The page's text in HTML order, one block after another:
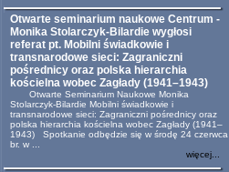
Otwarte seminarium naukowe Centrum -
Monika Stolarczyk-Bilardie wygłosi
referat pt. Mobilni świadkowie i
transnarodowe sieci: Zagraniczni
pośrednicy oraz polska hierarchia
kościelna wobec Zagłady (1941–1943)
Otwarte Seminarium Naukowe Monika
Stolarczyk-Bilardie Mobilni świadkowie i
transnarodowe sieci: Zagraniczni pośrednicy oraz
polska hierarchia kościelna wobec Zagłady (1941–
1943) Spotkanie odbędzie się w środę 24 czerwca
br. w ...
więcej...